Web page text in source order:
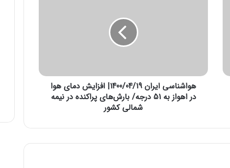
ا
1
هواشناسی ایران 1400/04/19| افزایش دمای هوا
در اهواز به 51 درجه/ بارش‌های پراکنده در نیمه
شمالی کشور